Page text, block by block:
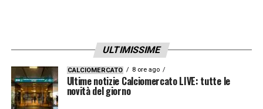
ULTIMISSIME
CALCIOMERCATO 8 ore ago
Ultime notizie Calciomercato LIVE: tutte le
novità del giorno